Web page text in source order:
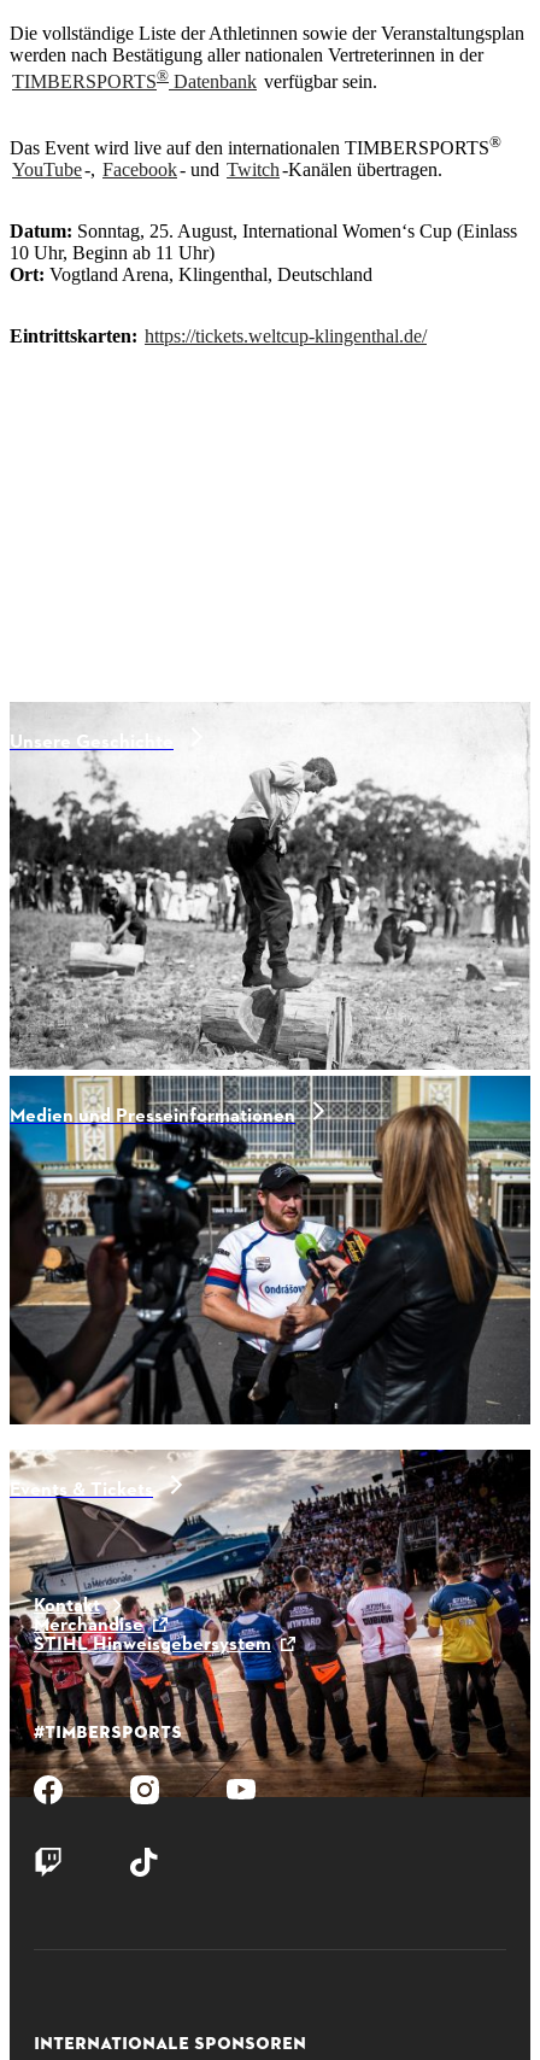
Die vollständige Liste der Athletinnen sowie der Veranstaltungsplan
werden nach Bestätigung aller nationalen Vertreterinnen in der
TIMBERSPORTS® Datenbank verfügbar sein.
Das Event wird live auf den internationalen TIMBERSPORTS®
YouTube-, Facebook- und Twitch-Kanälen übertragen.
Datum: Sonntag, 25. August, International Women‘s Cup (Einlass
10 Uhr, Beginn ab 11 Uhr)
Ort: Vogtland Arena, Klingenthal, Deutschland
Eintrittskarten: https://tickets.weltcup-klingenthal.de/
Unsere Geschichte
Medien und Presseinformationen
Events & Tickets
Kontakt
Merchandise
STIHL Hinweisgebersystem
#TIMBERSPORTS
INTERNATIONALE SPONSOREN